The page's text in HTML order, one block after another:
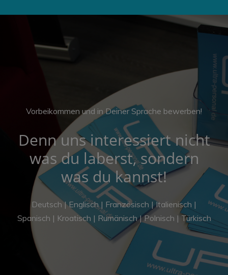
Vorbeikommen und in Deiner Sprache bewerben!
Denn uns interessiert nicht
was du laberst, sondern
was du kannst!
Deutsch | Englisch | Französisch | Italienisch |
Spanisch | Kroatisch | Rumänisch | Polnisch | Türkisch